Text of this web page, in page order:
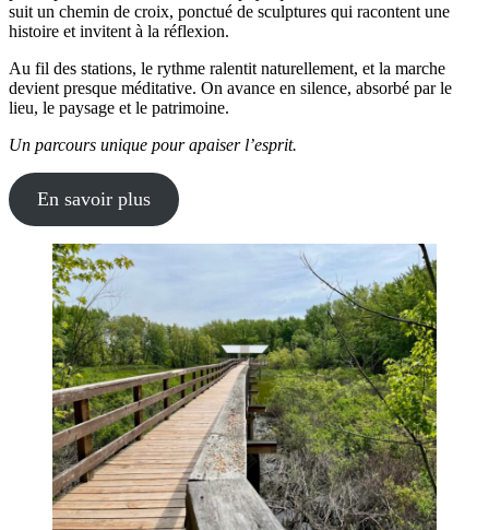
suit un chemin de croix, ponctué de sculptures qui racontent une
histoire et invitent à la réflexion.
Au fil des stations, le rythme ralentit naturellement, et la marche
devient presque méditative. On avance en silence, absorbé par le
lieu, le paysage et le patrimoine.
Un parcours unique pour apaiser l’esprit.
En savoir plus